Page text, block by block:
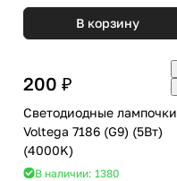
В корзину
200 ₽
Светодиодные лампочки
Voltega 7186 (G9) (5Вт)
(4000K)
В наличии: 1380